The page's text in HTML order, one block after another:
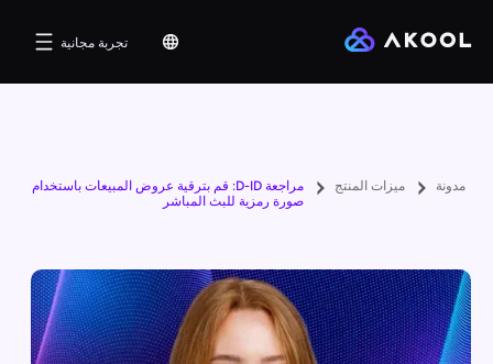
تجربة مجانية
مدونة ميزات المنتج
مراجعة D-ID: قم بترقية عروض المبيعات باستخدام
صورة رمزية للبث المباشر